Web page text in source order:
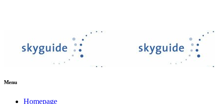
Menu
Homepage